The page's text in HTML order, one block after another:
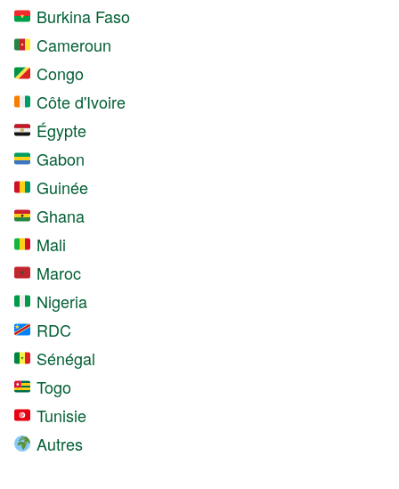
Burkina Faso
Cameroun
Congo
Côte d'Ivoire
Égypte
Gabon
Guinée
Ghana
Mali
Maroc
Nigeria
RDC
Sénégal
Togo
Tunisie
Autres